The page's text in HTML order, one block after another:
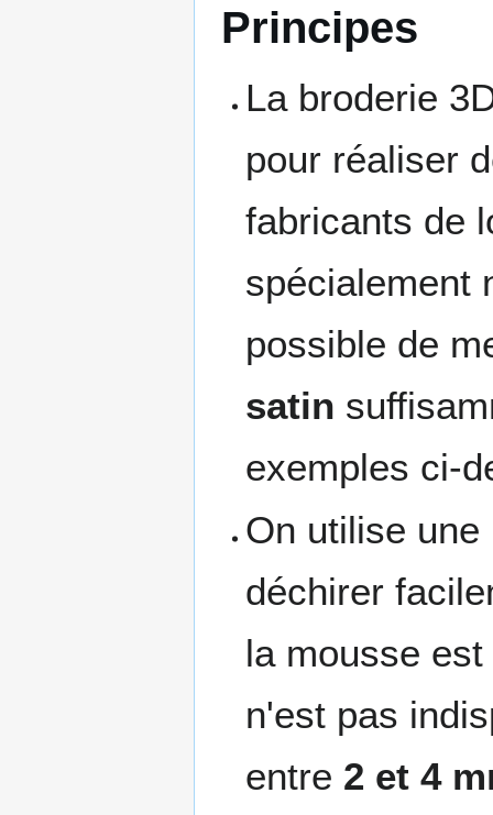
Principes
La broderie
pour réaliser
fabricants de
spécialement
possible de
satin
exemples ci-
On utilise une
déchirer
la mousse
n'est pas
entre 2 et 4